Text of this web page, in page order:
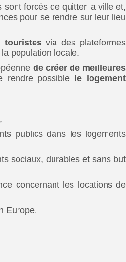
forcés de quitter la ville et,
pour se rendre sur leur lieu
touristesvia des plateformes
population locale.
de créer de meilleures
rendre possible le
logement
publics dans les logements
sociaux, durables et sans but
concernant les locations de
Europe.